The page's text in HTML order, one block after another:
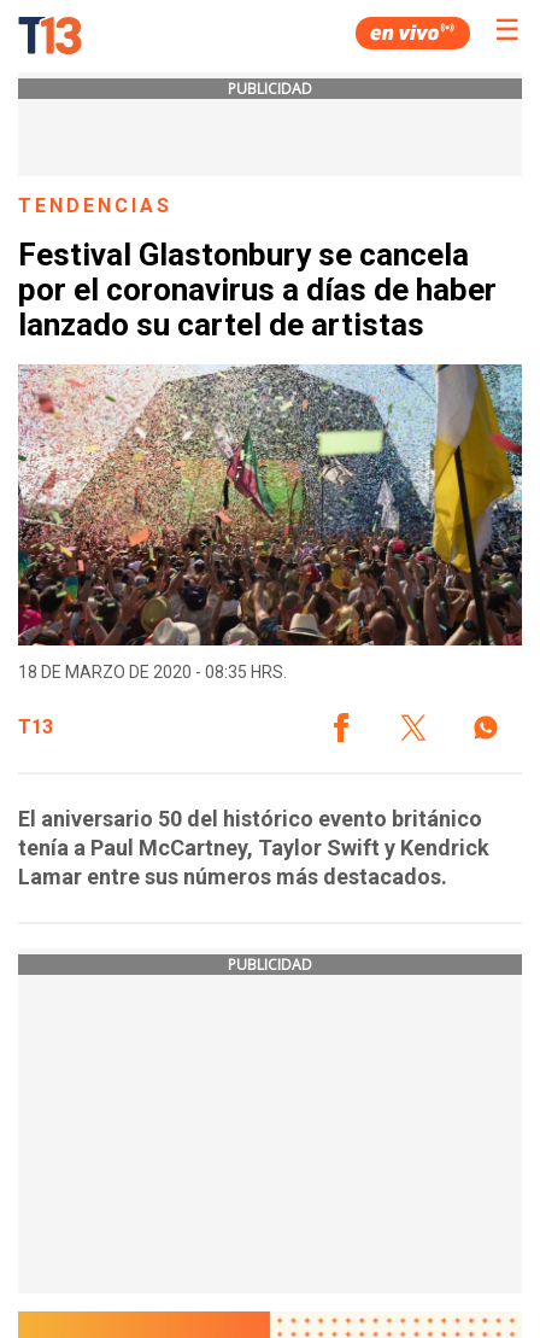
☰
PUBLICIDAD
TENDENCIAS
Festival Glastonbury se cancela
por el coronavirus a días de haber
lanzado su cartel de artistas
18 DE MARZO DE 2020 - 08:35 HRS.
T13
El aniversario 50 del histórico evento británico
tenía a Paul McCartney, Taylor Swift y Kendrick
Lamar entre sus números más destacados.
PUBLICIDAD